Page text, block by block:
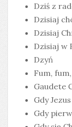
Dziś z
Dzisiaj
Dzisiaj
Dzisiaj w
Dzyń
Fum,
Gaudete
Gdy
Gdy